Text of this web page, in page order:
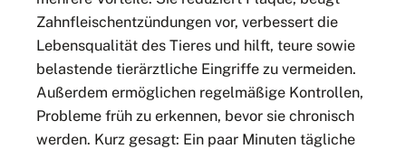
Zahnfleischentzündungen vor, verbessert die
Lebensqualität des Tieres und hilft, teure sowie
belastende tierärztliche Eingriffe zu vermeiden.
Außerdem ermöglichen regelmäßige Kontrollen,
Probleme früh zu erkennen, bevor sie chronisch
werden. Kurz gesagt: Ein paar Minuten tägliche